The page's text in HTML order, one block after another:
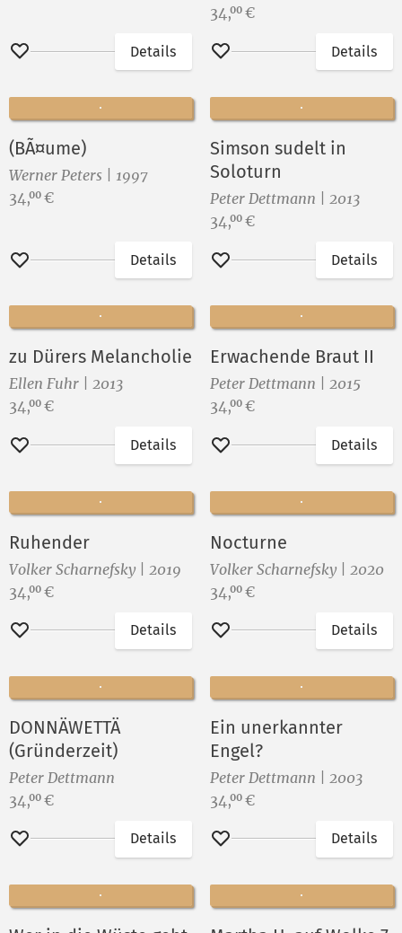
Merken
Details
Preis:
34,00 €
Merken
Details
(BÃ¤ume)
Werner Peters | 1997
Preis:
34,00 €
Merken
Details
Simson sudelt in
Soloturn
Peter Dettmann | 2013
Preis:
34,00 €
Merken
Details
zu Dürers Melancholie
Ellen Fuhr | 2013
Preis:
34,00 €
Merken
Details
Erwachende Braut II
Peter Dettmann | 2015
Preis:
34,00 €
Merken
Details
Ruhender
Volker Scharnefsky | 2019
Preis:
34,00 €
Merken
Details
Nocturne
Volker Scharnefsky | 2020
Preis:
34,00 €
Merken
Details
DONNÄWETTÄ
(Gründerzeit)
Peter Dettmann
Preis:
34,00 €
Merken
Details
Ein unerkannter
Engel?
Peter Dettmann | 2003
Preis:
34,00 €
Merken
Details